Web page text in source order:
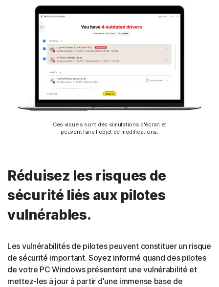
Ces visuels sont des simulations d'écran et
peuvent faire l'objet de modifications.
Réduisez les risques de
sécurité liés aux pilotes
vulnérables.
Les vulnérabilités de pilotes peuvent constituer un risque
de sécurité important. Soyez informé quand des pilotes
de votre PC Windows présentent une vulnérabilité et
mettez-les à jour à partir d'une immense base de